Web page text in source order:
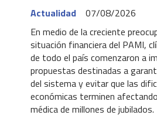
Actualidad
07/08/2026
En medio de la creciente
situación financiera del PAMI,
de todo el país comenzaron a
propuestas destinadas a
del sistema y evitar que las
económicas terminen
médica de millones de jubilados.